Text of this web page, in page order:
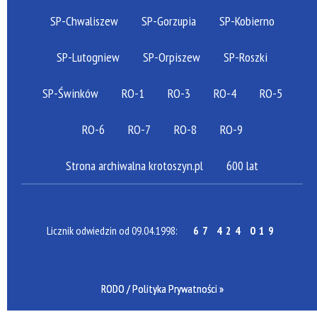
SP-Chwaliszew SP-Gorzupia SP-Kobierno
SP-Lutogniew SP-Orpiszew SP-Roszki
SP-Świnków RO-1 RO-3 RO-4 RO-5
RO-6 RO-7 RO-8 RO-9
Strona archiwalna krotoszyn.pl 600 lat
Licznik odwiedzin od 09.04.1998: 67 424 019
RODO / Polityka Prywatności »